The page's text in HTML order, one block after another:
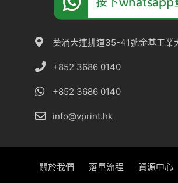
葵涌大連排道35-41號金基工業
+852 3686 0140
+852 3686 0140
info@vprint.hk
關於我們 落單流程 資源中心